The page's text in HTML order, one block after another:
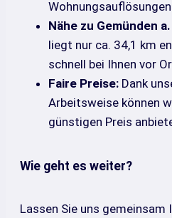
Wohnungsauflösungen.
Nähe zu Gemünden
liegt nur ca. 34,1 km
schnell bei Ihnen vor
Faire Preise: Dank
Arbeitsweise können
günstigen Preis
Wie geht es weiter?
Lassen Sie uns gemeinsam